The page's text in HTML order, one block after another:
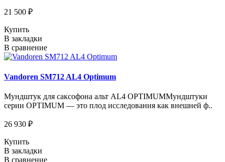
21 500 ₽
Купить
В закладки
В сравнение
Vandoren SM712 AL4 Optimum
Мундштук для саксофона альт AL4 OPTIMUMМундштуки
серии OPTIMUM — это плод исследования как внешней ф..
26 930 ₽
Купить
В закладки
В сравнение